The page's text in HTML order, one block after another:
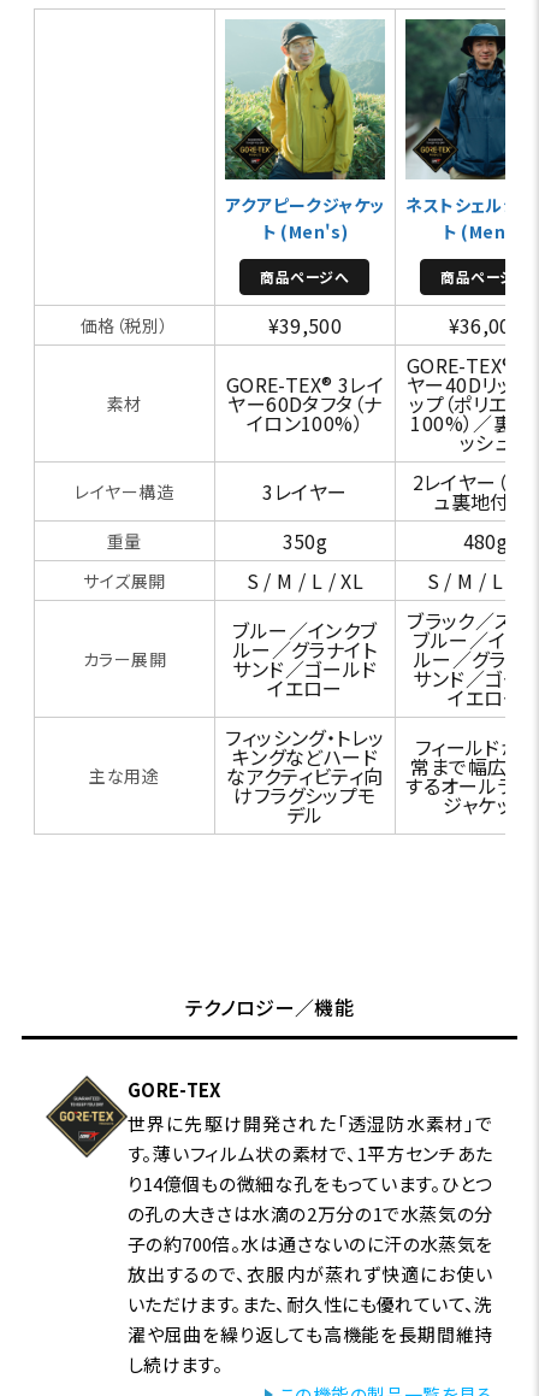
アクアピークジャケッ
ト (Men's)
商品ページへ
ネストシェルジャ
ト (Men's)
商品ページへ
価格（税別） ¥39,500 ¥36,000
素材
GORE-TEX® 3レイ
ヤー60Dタフタ（ナ
イロン100%）
GORE-TEX® 2
ヤー40Dリップ
ップ（ポリエス
100%）／裏地
ッシュ
レイヤー構造 3レイヤー 2レイヤー（メ
ュ裏地付き）
重量 350g 480g
サイズ展開 S / M / L / XL S / M / L /
カラー展開
ブルー／インクブ
ルー／グラナイト
サンド／ゴールド
イエロー
ブラック／スレ
ブルー／イン
ルー／グラナ
サンド／ゴー
イエロー
主な用途
フィッシング・トレッ
キングなどハード
なアクティビティ向
けフラグシップモ
デル
フィールドか
常まで幅広く
するオールラウ
ジャケット
テクノロジー／機能
GORE-TEX
世界に先駆け開発された「透湿防水素材」で
す。薄いフィルム状の素材で、1平方センチあた
り14億個もの微細な孔をもっています。ひとつ
の孔の大きさは水滴の2万分の1で水蒸気の分
子の約700倍。水は通さないのに汗の水蒸気を
放出するので、衣服内が蒸れず快適にお使い
いただけます。また、耐久性にも優れていて、洗
濯や屈曲を繰り返しても高機能を長期間維持
し続けます。